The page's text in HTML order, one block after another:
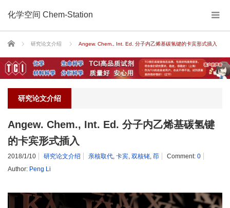
化学空间 Chem-Station
Home 研究论文介绍 Angew. Chem., Int. Ed. 分子内乙烯基碳氢键的卡宾形式插入
研究论文介绍
Angew. Chem., Int. Ed. 分子内乙烯基碳氢键
的卡宾形式插入
2018/1/10 研究论文介绍 亲核取代 卡宾 双核铑 茚 Comment: 0
Author: Peng Li